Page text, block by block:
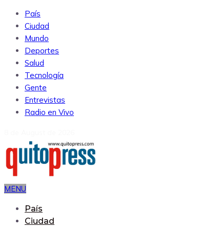
País
Ciudad
Mundo
Deportes
Salud
Tecnología
Gente
Entrevistas
Radio en Vivo
MENU
País
Ciudad